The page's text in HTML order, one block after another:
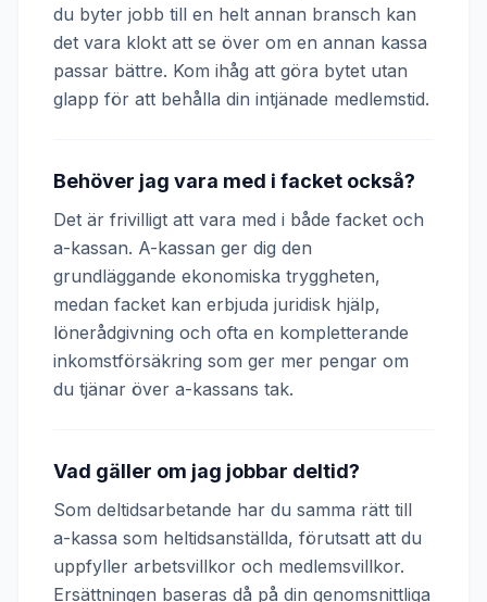
du byter jobb till en helt annan bransch kan
det vara klokt att se över om en annan kassa
passar bättre. Kom ihåg att göra bytet utan
glapp för att behålla din intjänade medlemstid.
Behöver jag vara med i facket också?
Det är frivilligt att vara med i både facket och
a-kassan. A-kassan ger dig den
grundläggande ekonomiska tryggheten,
medan facket kan erbjuda juridisk hjälp,
lönerådgivning och ofta en kompletterande
inkomstförsäkring som ger mer pengar om
du tjänar över a-kassans tak.
Vad gäller om jag jobbar deltid?
Som deltidsarbetande har du samma rätt till
a-kassa som heltidsanställda, förutsatt att du
uppfyller arbetsvillkor och medlemsvillkor.
Ersättningen baseras då på din genomsnittliga